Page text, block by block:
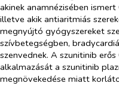
akinek anamnézisében
illetve akik antiaritmiás
megnyújtó gyógyszereket
szívbetegségben,
szenvednek. A szunitinib
alkalmazását a szunitinib
megnövekedése miatt